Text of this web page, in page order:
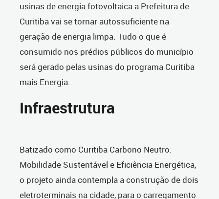
usinas de energia fotovoltaica a Prefeitura de
Curitiba vai se tornar autossuficiente na
geração de energia limpa. Tudo o que é
consumido nos prédios públicos do município
será gerado pelas usinas do programa Curitiba
mais Energia.
Infraestrutura
Batizado como Curitiba Carbono Neutro:
Mobilidade Sustentável e Eficiência Energética,
o projeto ainda contempla a construção de dois
eletroterminais na cidade, para o carregamento